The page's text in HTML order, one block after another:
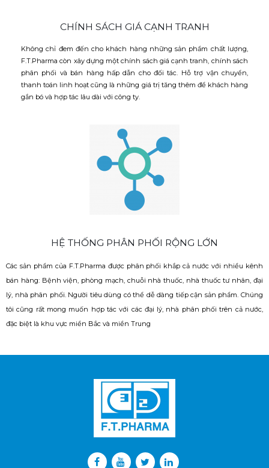
CHÍNH SÁCH GIÁ CẠNH TRANH
Không chỉ đem đến cho khách hàng những sản phẩm chất lượng,
F.T.Pharma còn xây dựng một chính sách giá cạnh tranh, chính sách
phân phối và bán hàng hấp dẫn cho đối tác. Hỗ trợ vận chuyển,
thanh toán linh hoạt cũng là những giá trị tăng thêm để khách hàng
gắn bó và hợp tác lâu dài với công ty.
HỆ THỐNG PHÂN PHỐI RỘNG LỚN
Các sản phẩm của F.T.Pharma được phân phối khắp cả nước với nhiều kênh
bán hàng: Bệnh viện, phòng mạch, chuỗi nhà thuốc, nhà thuốc tư nhân, đại
lý, nhà phân phối. Người tiêu dùng có thể dễ dàng tiếp cận sản phẩm. Chúng
tôi cũng rất mong muốn hợp tác với các đại lý, nhà phân phối trên cả nước,
đặc biệt là khu vực miền Bắc và miền Trung